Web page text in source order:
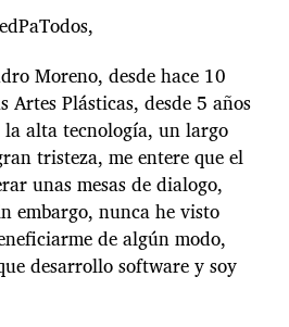
Moreno, desde hace 10
Artes Plásticas, desde 5 años
la alta tecnología, un largo
tristeza, me entere que el
unas mesas de dialogo,
embargo, nunca he visto
de algún modo,
desarrollo software y soy